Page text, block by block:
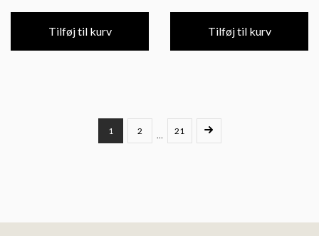
Tilføj til kurv Tilføj til kurv
1 2 … 21